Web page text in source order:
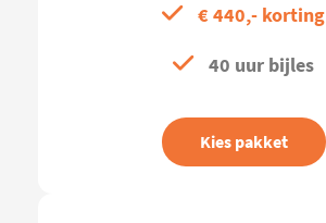
€ 440,- korting
40 uur bijles
Kies pakket